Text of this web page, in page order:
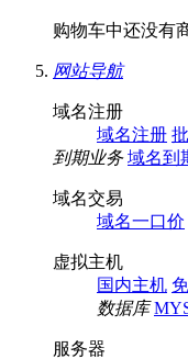
购物车中还没有
网站导航
域名注册
域名注册
到期业务 域名到
域名交易
域名一口价
虚拟主机
国内主机
数据库
服务器